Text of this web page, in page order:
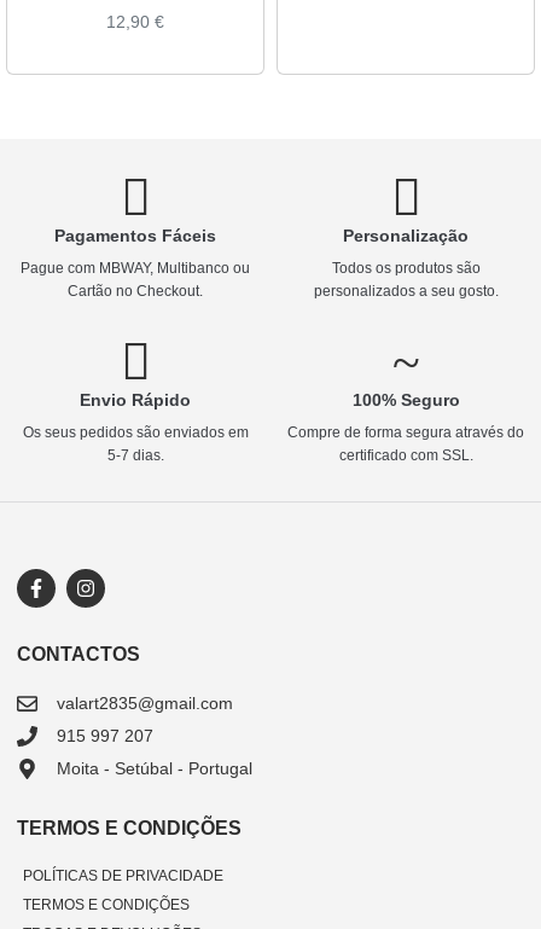
12,90 €
Pagamentos Fáceis
Pague com MBWAY, Multibanco ou
Cartão no Checkout.
Personalização
Todos os produtos são
personalizados a seu gosto.
Envio Rápido
Os seus pedidos são enviados em
5-7 dias.
100% Seguro
Compre de forma segura através do
certificado com SSL.
CONTACTOS
valart2835@gmail.com
915 997 207
Moita - Setúbal - Portugal
TERMOS E CONDIÇÕES
POLÍTICAS DE PRIVACIDADE
TERMOS E CONDIÇÕES